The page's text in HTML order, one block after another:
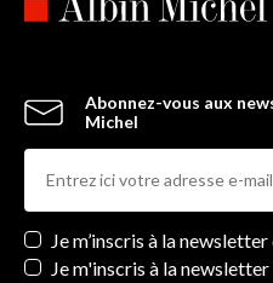
Abonnez-vous aux
Michel
Newsletters
Je m’inscris à la
Je m'inscris à la